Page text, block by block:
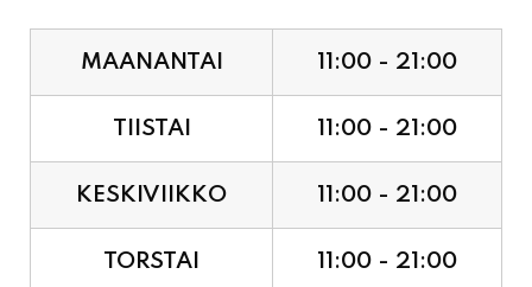
TIISTAI 11:00 - 21:00
KESKIVIIKKO 11:00 - 21:00
TORSTAI 11:00 - 21:00
PERJANTAI 11:00 - 21:00